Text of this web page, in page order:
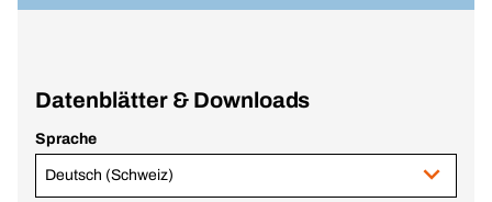
Datenblätter & Downloads
Sprache
Deutsch (Schweiz)